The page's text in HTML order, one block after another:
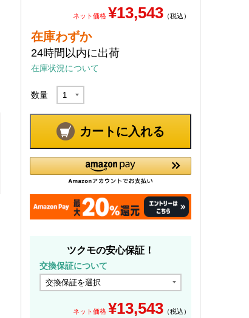
ネット価格 ¥13,543 （税込）
在庫わずか
24時間以内に出荷
在庫状況について
数量
カートに入れる
ツクモの安心保証！
交換保証について
ネット価格 ¥13,543 （税込）